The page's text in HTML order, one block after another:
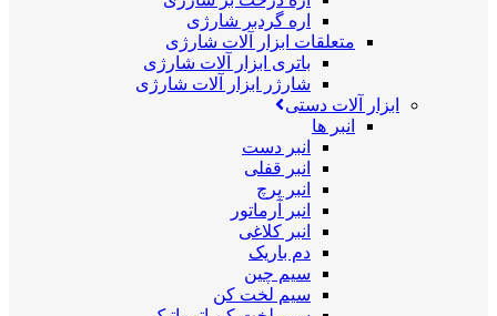
اره گردبر شارژی
متعلقات ابزار آلات شارژی
باتری ابزار آلات شارژی
شارژر ابزار آلات شارژی
ابزار آلات دستی
انبر ها
انبر دست
انبر قفلی
انبر پرچ
انبر آرماتور
انبر کلاغی
دم باریک
سیم چین
سیم لخت کن